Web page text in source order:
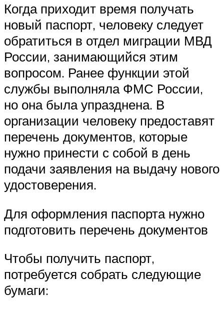
Когда приходит время получать
новый паспорт, человеку следует
обратиться в отдел миграции МВД
России, занимающийся этим
вопросом. Ранее функции этой
службы выполняла ФМС России,
но она была упразднена. В
организации человеку предоставят
перечень документов, которые
нужно принести с собой в день
подачи заявления на выдачу нового
удостоверения.
Для оформления паспорта нужно
подготовить перечень документов
Чтобы получить паспорт,
потребуется собрать следующие
бумаги: